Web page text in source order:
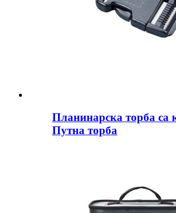
Планинарска торба са
Путна торба